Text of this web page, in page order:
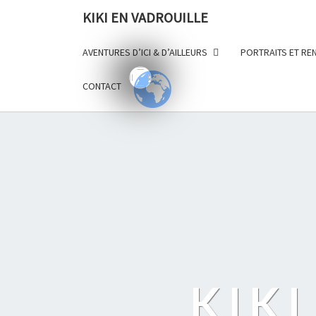
KIKI EN VADROUILLE
AVENTURES D’ICI & D’AILLEURS PORTRAITS ET
CONTACT
KIKI